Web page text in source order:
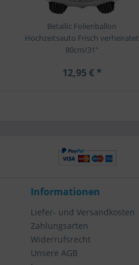
Betallic Folienballon
Hochzeitsauto Frisch verheiratet
80cm/31"
12,95 € *
Informationen
Liefer- und Versandkosten
Zahlungsarten
Widerrufsrecht
Unsere AGB